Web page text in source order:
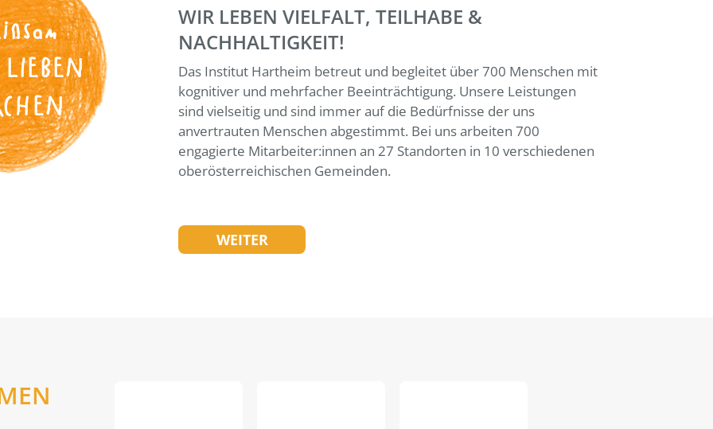
WIR LEBEN VIELFALT, TEILHABE &
NACHHALTIGKEIT!
Das Institut Hartheim betreut und begleitet über 700 Menschen mit
kognitiver und mehrfacher Beeinträchtigung. Unsere Leistungen
sind vielseitig und sind immer auf die Bedürfnisse der uns
anvertrauten Menschen abgestimmt. Bei uns arbeiten 700
engagierte Mitarbeiter:innen an 27 Standorten in 10 verschiedenen
oberösterreichischen Gemeinden.
WEITER